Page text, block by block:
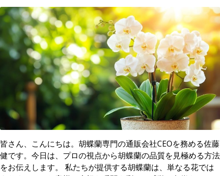
皆さん、こんにちは。胡蝶蘭専門の通販会社CEOを務める佐藤
健です。今日は、プロの視点から胡蝶蘭の品質を見極める方法
をお伝えします。 私たちが提供する胡蝶蘭は、単なる花では